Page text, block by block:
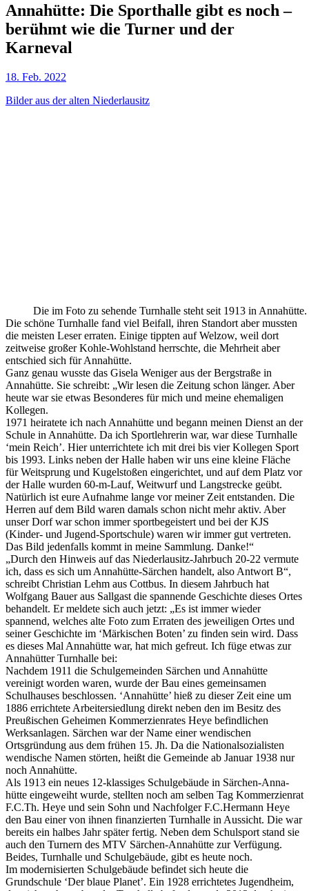
Annahütte: Die Sporthalle gibt es noch –
berühmt wie die Turner und der
Karneval
18. Feb. 2022
Bilder aus der alten Niederlausitz
Die im Foto zu sehende Turnhalle steht seit 1913 in Annahütte.
Die schöne Turnhalle fand viel Beifall, ihren Standort aber mussten
die meisten Leser erraten. Einige tippten auf Welzow, weil dort
zeitweise großer Kohle-Wohlstand herrschte, die Mehrheit aber
entschied sich für Annahütte.
Ganz genau wusste das Gisela Weniger aus der Bergstraße in
Annahütte. Sie schreibt: „Wir lesen die Zeitung schon länger. Aber
heute war sie etwas Besonderes für mich und meine ehemaligen
Kollegen.
1971 heiratete ich nach Annahütte und begann meinen Dienst an der
Schule in Annahütte. Da ich Sportlehrerin war, war diese Turnhalle
‘mein Reich’. Hier unterrichtete ich mit drei bis vier Kollegen Sport
bis 1993. Links neben der Halle haben wir uns eine kleine Fläche
für Weitsprung und Kugelstoßen eingerichtet, und auf dem Platz vor
der Halle wurden 60-m-Lauf, Weitwurf und Langstrecke geübt.
Natürlich ist eure Aufnahme lange vor meiner Zeit entstanden. Die
Herren auf dem Bild waren damals schon nicht mehr aktiv. Aber
unser Dorf war schon immer sportbegeistert und bei der KJS
(Kinder- und Jugend-Sportschule) waren wir immer gut vertreten.
Das Bild jedenfalls kommt in meine Sammlung. Danke!“
„Durch den Hinweis auf das Niederlausitz-Jahrbuch 20-22 vermute
ich, dass es sich um Annahütte-Särchen handelt, also Antwort B“,
schreibt Christian Lehm aus Cottbus. In diesem Jahrbuch hat
Wolfgang Bauer aus Sallgast die spannende Geschichte dieses Ortes
behandelt. Er meldete sich auch jetzt: „Es ist immer wieder
spannend, welches alte Foto zum Erraten des jeweiligen Ortes und
seiner Geschichte im ‘Märkischen Boten’ zu finden sein wird. Dass
es dieses Mal Annahütte war, hat mich gefreut. Ich füge etwas zur
Annahütter Turnhalle bei:
Nachdem 1911 die Schulgemeinden Särchen und Annahütte
vereinigt worden waren, wurde der Bau eines gemeinsamen
Schulhauses beschlossen. ‘Annahütte’ hieß zu dieser Zeit eine um
1886 errichtete Arbeitersiedlung direkt neben den im Besitz des
Preußischen Geheimen Kommerzienrates Heye befindlichen
Werksanlagen. Särchen war der Name einer wendischen
Ortsgründung aus dem frühen 15. Jh. Da die Nationalsozialisten
wendische Namen störten, heißt die Gemeinde ab Januar 1938 nur
noch Annahütte.
Als 1913 ein neues 12-klassiges Schulgebäude in Särchen-Anna-
hütte eingeweiht wurde, stellten noch am selben Tag Kommerzienrat
F.C.Th. Heye und sein Sohn und Nachfolger F.C.Hermann Heye
den Bau einer von ihnen finanzierten Turnhalle in Aussicht. Die war
bereits ein halbes Jahr später fertig. Neben dem Schulsport stand sie
auch den Turnern des MTV Särchen-Annahütte zur Verfügung.
Beides, Turnhalle und Schulgebäude, gibt es heute noch.
Im modernisierten Schulgebäude befindet sich heute die
Grundschule ‘Der blaue Planet’. Ein 1928 errichtetes Jugendheim,